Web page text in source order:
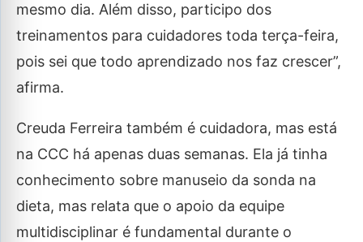
mesmo dia. Além disso, participo dos
treinamentos para cuidadores toda terça-feira,
pois sei que todo aprendizado nos faz crescer”,
afirma.
Creuda Ferreira também é cuidadora, mas está
na CCC há apenas duas semanas. Ela já tinha
conhecimento sobre manuseio da sonda na
dieta, mas relata que o apoio da equipe
multidisciplinar é fundamental durante o